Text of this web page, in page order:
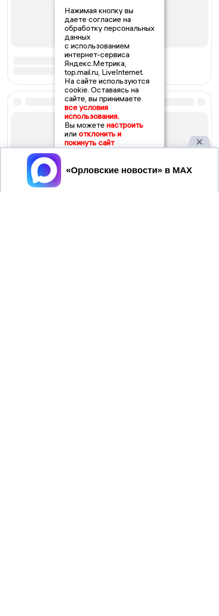
Нажимая кнопку вы
даете согласие на
обработку персональных
данных
с использованием
интернет-сервиса
Яндекс.Метрика,
top.mail.ru, LiveInternet.
На сайте используются
cookie. Оставаясь на
сайте, вы принимаете
все условия
использования.
Вы можете настроить
или отклонить и
покинуть сайт
Принять